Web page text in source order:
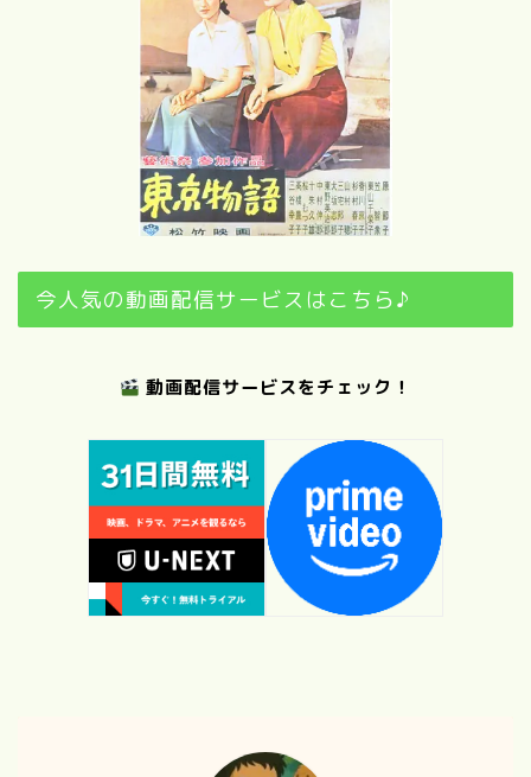
今人気の動画配信サービスはこちら♪
動画配信サービスをチェック！